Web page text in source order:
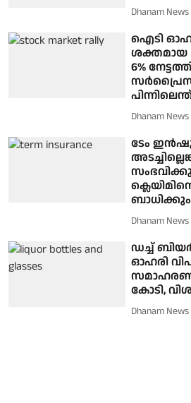
Dhanam
ഐടി
ശക്തമായ
6%
സർപ്രൈസ്
Dhanam
ടേം
Dhanam
ഡച്ച്
ഓഹരി
സമാഹരണ
കോടി,
Dhanam